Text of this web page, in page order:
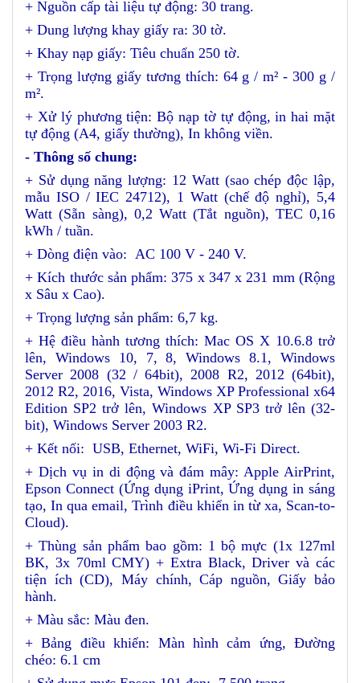
+ Nguồn cấp tài liệu tự động: 30 trang.
+ Dung lượng khay giấy ra: 30 tờ.
+ Khay nạp giấy: Tiêu chuẩn 250 tờ.
+ Trọng lượng giấy tương thích: 64 g / m² - 300 g /
m².
+ Xử lý phương tiện: Bộ nạp tờ tự động, in hai mặt
tự động (A4, giấy thường), In không viền.
- Thông số chung:
+ Sử dụng năng lượng: 12 Watt (sao chép độc lập,
mẫu ISO / IEC 24712), 1 Watt (chế độ nghỉ), 5,4
Watt (Sẵn sàng), 0,2 Watt (Tắt nguồn), TEC 0,16
kWh / tuần.
+ Dòng điện vào: AC 100 V - 240 V.
+ Kích thước sản phẩm: 375 x 347 x 231 mm (Rộng
x Sâu x Cao).
+ Trọng lượng sản phẩm: 6,7 kg.
+ Hệ điều hành tương thích: Mac OS X 10.6.8 trở
lên, Windows 10, 7, 8, Windows 8.1, Windows
Server 2008 (32 / 64bit), 2008 R2, 2012 (64bit),
2012 R2, 2016, Vista, Windows XP Professional x64
Edition SP2 trở lên, Windows XP SP3 trở lên (32-
bit), Windows Server 2003 R2.
+ Kết nối: USB, Ethernet, WiFi, Wi-Fi Direct.
+ Dịch vụ in di động và đám mây: Apple AirPrint,
Epson Connect (Ứng dụng iPrint, Ứng dụng in sáng
tạo, In qua email, Trình điều khiển in từ xa, Scan-to-
Cloud).
+ Thùng sản phẩm bao gồm: 1 bộ mực (1x 127ml
BK, 3x 70ml CMY) + Extra Black, Driver và các
tiện ích (CD), Máy chính, Cáp nguồn, Giấy bảo
hành.
+ Màu sắc: Màu đen.
+ Bảng điều khiển: Màn hình cảm ứng, Đường
chéo: 6.1 cm